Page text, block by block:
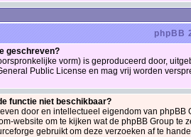
phpBB
geschreven?
vorm) is geproduceerd door,
Public License en mag vrij worden
functie niet beschikbaar?
door en intellectueel eigendom van
website om te kijken wat de phpBB Group
gebruikt om deze verzoeken af te